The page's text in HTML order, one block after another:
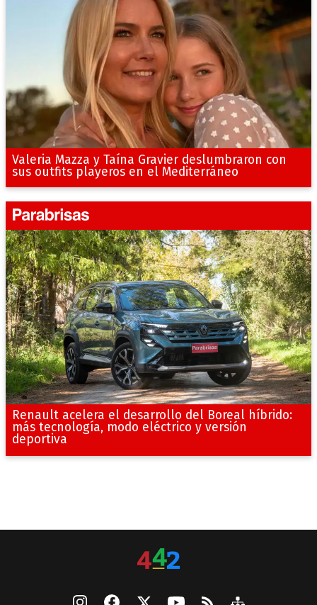
Valeria Mazza y Taína Gravier deslumbraron con
sus outfits playeros en el Mediterráneo
Renault acelera el desarrollo del Boreal híbrido:
más tecnología, modo eléctrico y versión
deportiva